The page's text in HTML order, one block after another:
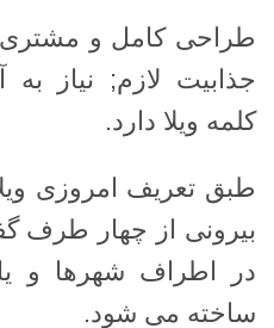
طراحی کامل و مشتری
جذابیت لازم; نیاز
کلمه ویلا دارد.
طبق تعریف امروزی
بیرونی از چهار طرف
در اطراف شهرها و یا
ساخته می شود.